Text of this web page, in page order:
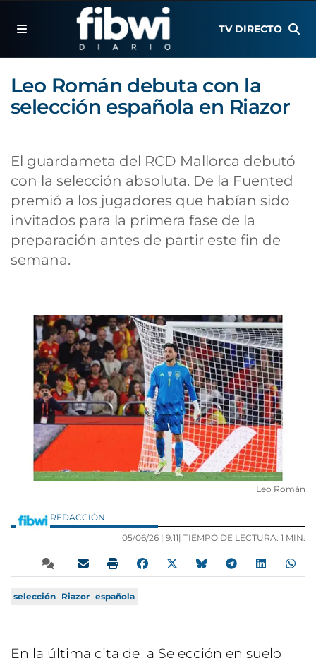
TV DIRECTO
Leo Román debuta con la
selección española en Riazor
El guardameta del RCD Mallorca debutó
con la selección absoluta. De la Fuented
premió a los jugadores que habían sido
invitados para la primera fase de la
preparación antes de partir este fin de
semana.
Leo Román
REDACCIÓN
05/06/26 | 9:11| TIEMPO DE LECTURA: 1 MIN.
selección Riazor española
En la última cita de la Selección en suelo